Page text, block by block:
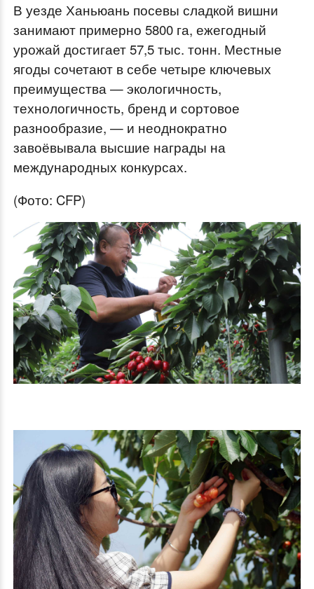
В уезде Ханьюань посевы сладкой вишни
занимают примерно 5800 га, ежегодный
урожай достигает 57,5 тыс. тонн. Местные
ягоды сочетают в себе четыре ключевых
преимущества — экологичность,
технологичность, бренд и сортовое
разнообразие, — и неоднократно
завоёвывала высшие награды на
международных конкурсах.
(Фото: CFP)